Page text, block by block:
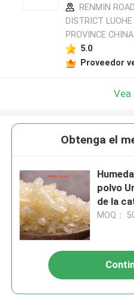
RENMIN
DISTRICT
PROVINCE
5.0
Proveedor
Vea
Obtenga el
polvo
de la
MOQ：